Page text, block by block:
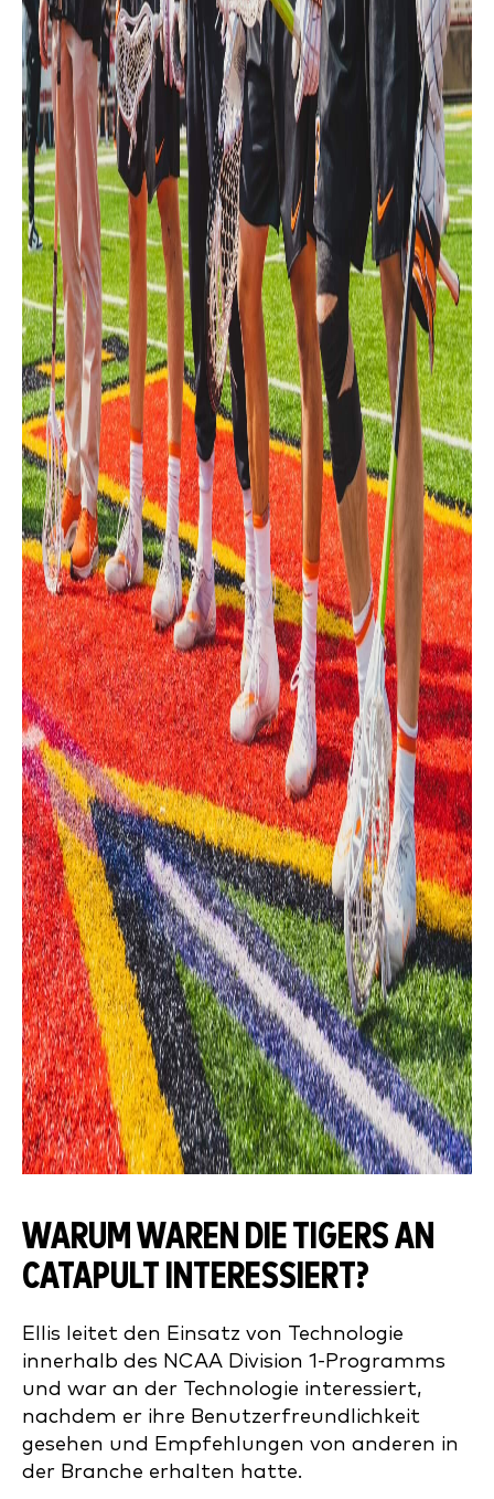
WARUM WAREN DIE TIGERS AN
CATAPULT INTERESSIERT?
Ellis leitet den Einsatz von Technologie
innerhalb des NCAA Division 1-Programms
und war an der Technologie interessiert,
nachdem er ihre Benutzerfreundlichkeit
gesehen und Empfehlungen von anderen in
der Branche erhalten hatte.